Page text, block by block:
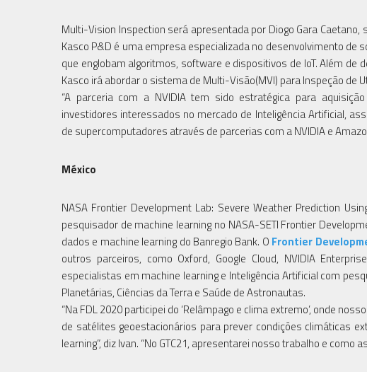
Multi-Vision Inspection será apresentada por Diogo Gara
Kasco P&D é uma empresa especializada no desenvolvimento de
que englobam algoritmos, software e dispositivos de IoT. Além de
Kasco irá abordar o sistema de Multi-Visão(MVI) para Inspeção de
“A parceria com a NVIDIA tem sido estratégica para
investidores interessados no mercado de Inteligência Artificial,
de supercomputadores através de parcerias com a NVIDIA e
México
NASA Frontier Development Lab: Severe Weather Prediction
pesquisador de machine learning no NASA-SETI Frontier
dados e machine learning do Banregio Bank. O Frontier
outros parceiros, como Oxford, Google Cloud, NVIDIA
especialistas em machine learning e Inteligência Artificial com
Planetárias, Ciências da Terra e Saúde de Astronautas.
“Na FDL 2020 participei do ‘Relâmpago e clima extremo’, onde
de satélites geoestacionários para prever condições climáticas
learning”, diz Ivan. “No GTC21, apresentarei nosso trabalho e como